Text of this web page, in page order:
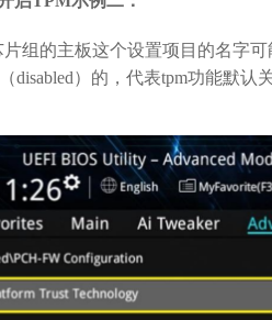
的主板这个设置项目的名字可
disabled）的，代表tpm功能默认关